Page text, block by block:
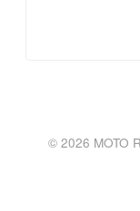
© 2026 MOTO